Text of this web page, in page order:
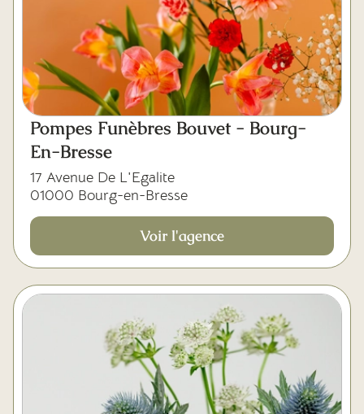
Pompes Funèbres Bouvet - Bourg-
En-Bresse
17 Avenue De L'Egalite
01000 Bourg-en-Bresse
Voir l'agence